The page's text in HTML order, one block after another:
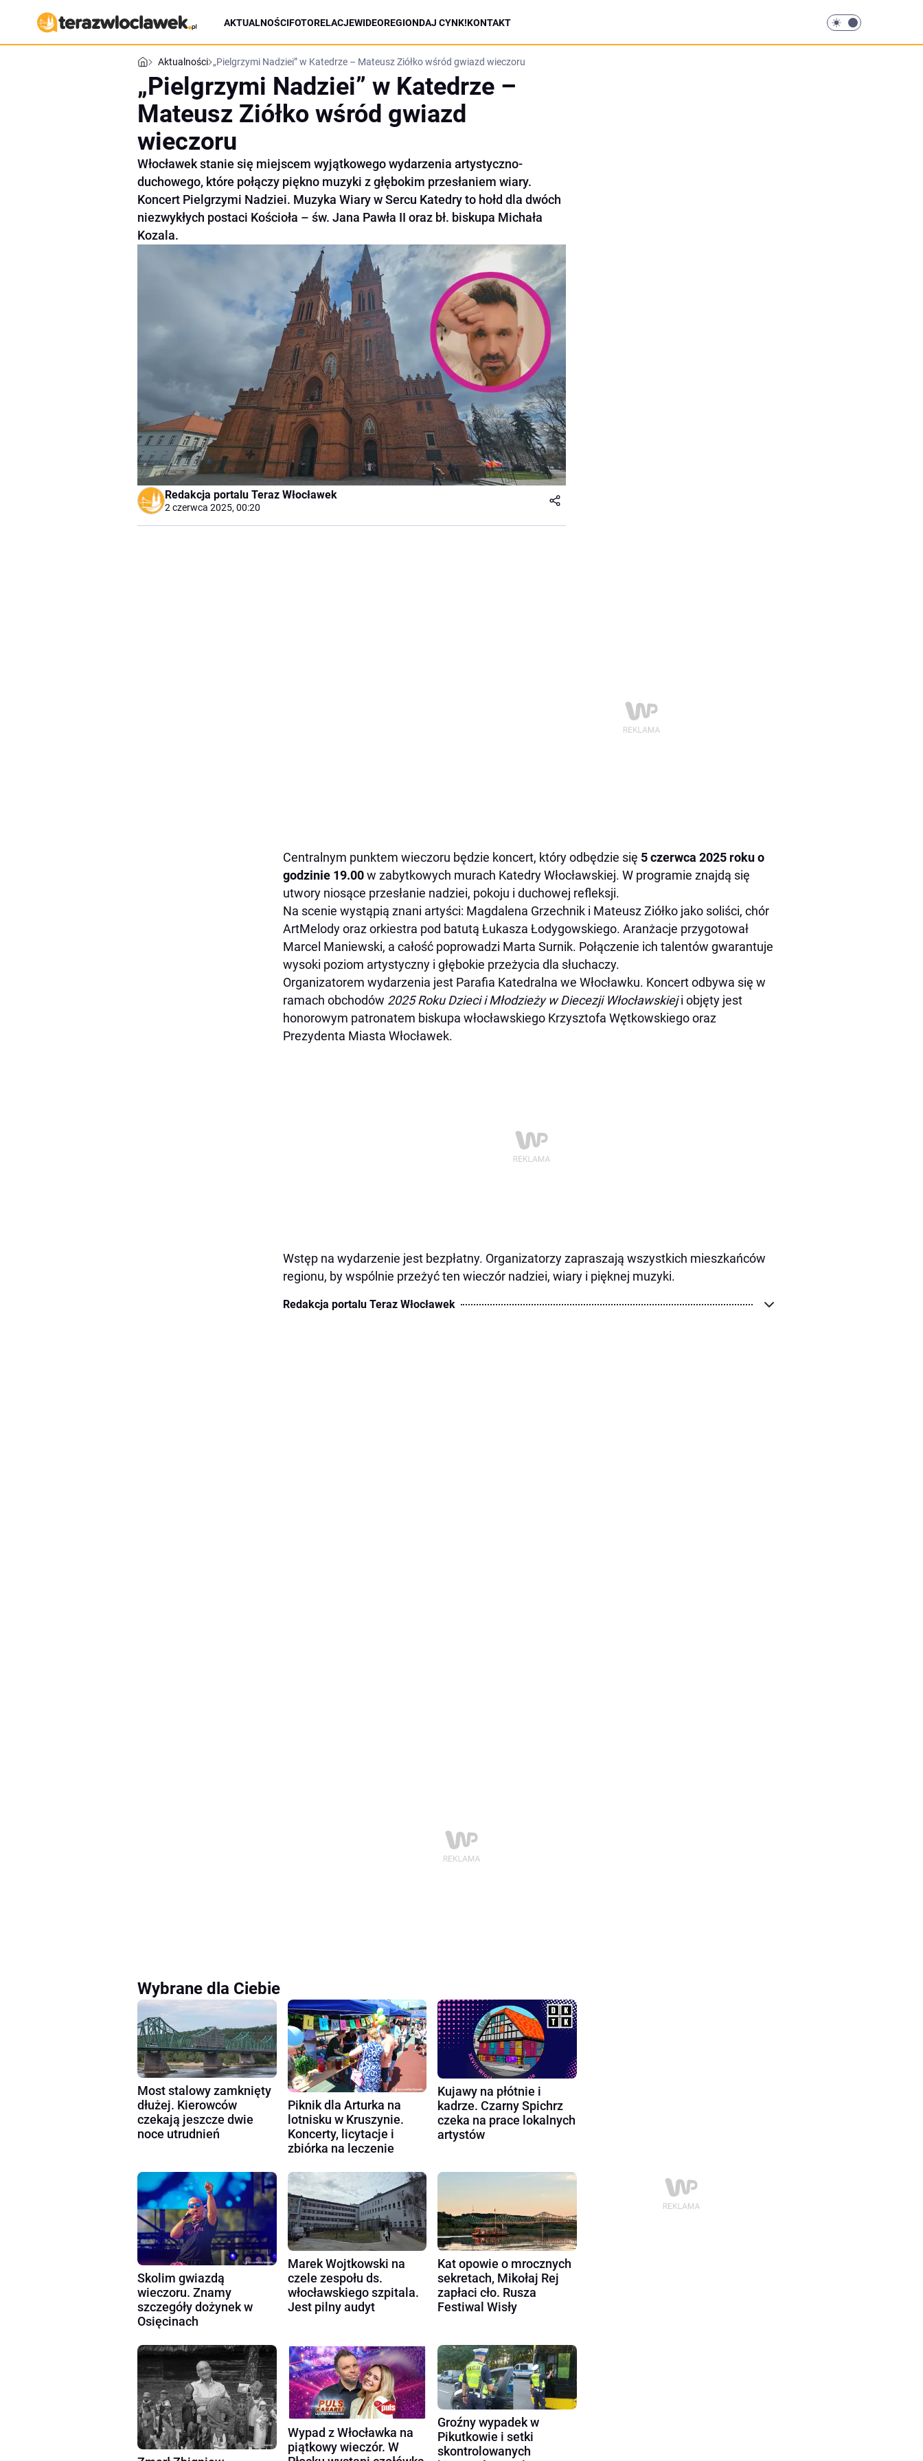
AKTUALNOŚCIFOTORELACJEWIDEOREGIONDAJ CYNK!KONTAKT
Aktualności „Pielgrzymi Nadziei” w Katedrze – Mateusz Ziółko wśród gwiazd wieczoru
„Pielgrzymi Nadziei” w Katedrze –
Mateusz Ziółko wśród gwiazd
wieczoru
Włocławek stanie się miejscem wyjątkowego wydarzenia artystyczno-
duchowego, które połączy piękno muzyki z głębokim przesłaniem wiary.
Koncert Pielgrzymi Nadziei. Muzyka Wiary w Sercu Katedry to hołd dla dwóch
niezwykłych postaci Kościoła – św. Jana Pawła II oraz bł. biskupa Michała
Kozala.
Redakcja portalu Teraz Włocławek
2 czerwca 2025, 00:20
Centralnym punktem wieczoru będzie koncert, który odbędzie się 5 czerwca 2025 roku o
godzinie 19.00w zabytkowych murach Katedry Włocławskiej. W programie znajdą się
utwory niosące przesłanie nadziei, pokoju i duchowej refleksji.
Na scenie wystąpią znani artyści: Magdalena Grzechnik i Mateusz Ziółko jako soliści, chór
ArtMelody oraz orkiestra pod batutą Łukasza Łodygowskiego. Aranżacje przygotował
Marcel Maniewski, a całość poprowadzi Marta Surnik. Połączenie ich talentów gwarantuje
wysoki poziom artystyczny i głębokie przeżycia dla słuchaczy.
Organizatorem wydarzenia jest Parafia Katedralna we Włocławku. Koncert odbywa się w
ramach obchodów 2025 Roku Dzieci i Młodzieży w Diecezji Włocławskieji objęty jest
honorowym patronatem biskupa włocławskiego Krzysztofa Wętkowskiego oraz
Prezydenta Miasta Włocławek.
Wstęp na wydarzenie jest bezpłatny. Organizatorzy zapraszają wszystkich mieszkańców
regionu, by wspólnie przeżyć ten wieczór nadziei, wiary i pięknej muzyki.
Redakcja portalu Teraz Włocławek
Wybrane dla Ciebie
Most stalowy zamknięty
dłużej. Kierowców
czekają jeszcze dwie
noce utrudnień
Piknik dla Arturka na
lotnisku w Kruszynie.
Koncerty, licytacje i
zbiórka na leczenie
Kujawy na płótnie i
kadrze. Czarny Spichrz
czeka na prace lokalnych
artystów
Skolim gwiazdą
wieczoru. Znamy
szczegóły dożynek w
Osięcinach
Marek Wojtkowski na
czele zespołu ds.
włocławskiego szpitala.
Jest pilny audyt
Kat opowie o mrocznych
sekretach, Mikołaj Rej
zapłaci cło. Rusza
Festiwal Wisły
Wypad z Włocławka na
piątkowy wieczór. W
Groźny wypadek w
Pikutkowie i setki
skontrolowanych